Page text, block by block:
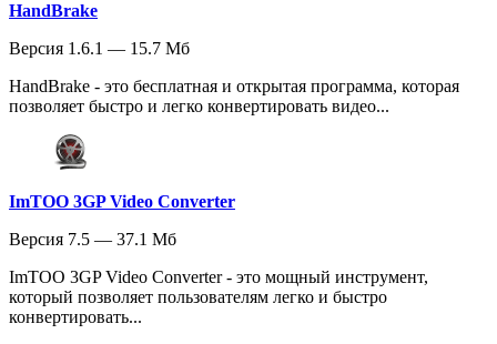
HandBrake
Версия 1.6.1 — 15.7 Мб
HandBrake - это бесплатная и открытая программа, которая
позволяет быстро и легко конвертировать видео...
ImTOO 3GP Video Converter
Версия 7.5 — 37.1 Мб
ImTOO 3GP Video Converter - это мощный инструмент,
который позволяет пользователям легко и быстро
конвертировать...